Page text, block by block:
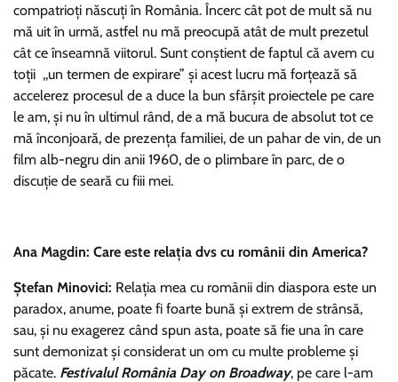
compatrioți născuți în România. Încerc cât pot de mult să nu
mă uit în urmă, astfel nu mă preocupă atât de mult prezetul
cât ce înseamnă viitorul. Sunt conștient de faptul că avem cu
toții ,,un termen de expirare” și acest lucru mă forțează să
accelerez procesul de a duce la bun sfârșit proiectele pe care
le am, și nu în ultimul rând, de a mă bucura de absolut tot ce
mă înconjoară, de prezența familiei, de un pahar de vin, de un
film alb-negru din anii 1960, de o plimbare în parc, de o
discuție de seară cu fiii mei.
Ana Magdin: Care este relația dvs cu românii din America?
Ștefan Minovici: Relația mea cu românii din diaspora este un
paradox, anume, poate fi foarte bună și extrem de strânsă,
sau, și nu exagerez când spun asta, poate să fie una în care
sunt demonizat și considerat un om cu multe probleme și
păcate. Festivalul România Day on Broadway, pe care l-am